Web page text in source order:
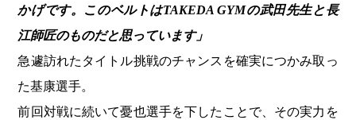
かげです。このベルトはTAKEDA GYMの武田先生と長
江師匠のものだと思っています」
急遽訪れたタイトル挑戦のチャンスを確実につかみ取っ
た基康選手。
前回対戦に続いて憂也選手を下したことで、その実力を